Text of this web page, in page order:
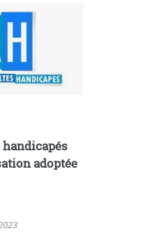
adoptée